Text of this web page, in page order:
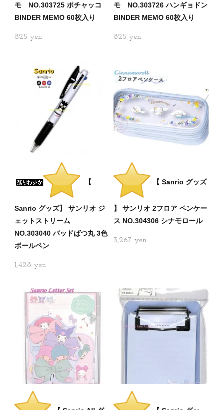
モ NO.303725 ポチャッコ
BINDER MEMO 60枚入り
825
モ NO.303726 ハンギョドン
BINDER MEMO 60枚入り
825
【
Sanrio グッズ】 サンリオ ジ
ェットストリーム
NO.303040 バッドばつ丸 3色
ボールペン
1,428
【 Sanrio グッズ
】 サンリオ 2フロア ペンケー
ス NO.304306 シナモロール
3,267